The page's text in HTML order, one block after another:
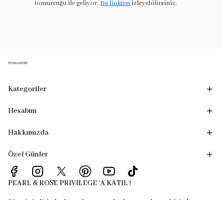
tomurcuğu ile geliyor. Bu linkten izleyebilirsiniz.
Kategoriler
Hesabım
Hakkımızda
Özel Günler
PEARL & ROSE PRIVILEGE 'A KATIL !